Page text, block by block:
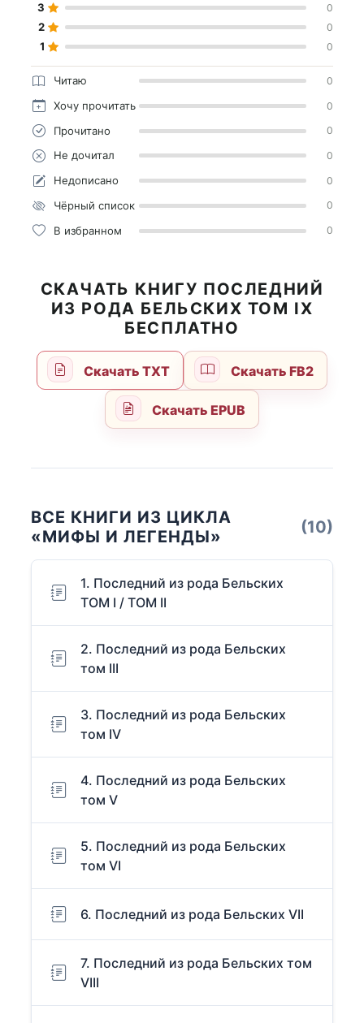
3 0
2 0
1 0
Читаю 0
Хочу прочитать 0
Прочитано 0
Не дочитал 0
Недописано 0
Чёрный список 0
В избранном 0
СКАЧАТЬ КНИГУ ПОСЛЕДНИЙ
ИЗ РОДА БЕЛЬСКИХ ТОМ IX
БЕСПЛАТНО
Скачать TXT Скачать FB2
Скачать EPUB
ВСЕ КНИГИ ИЗ ЦИКЛА
«МИФЫ И ЛЕГЕНДЫ»
(10)
1. Последний из рода Бельских
ТОМ I / ТОМ II
2. Последний из рода Бельских
том III
3. Последний из рода Бельских
том IV
4. Последний из рода Бельских
том V
5. Последний из рода Бельских
том VI
6. Последний из рода Бельских VII
7. Последний из рода Бельских том
VIII